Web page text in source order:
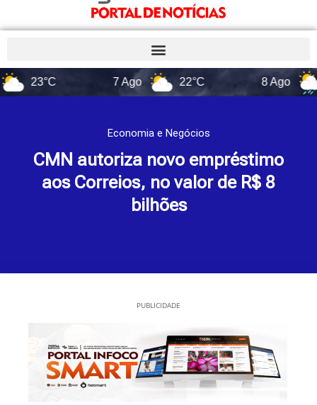
22°C 14°C
Economia e Negócios
CMN autoriza novo empréstimo
aos Correios, no valor de R$ 8
bilhões
PUBLICIDADE